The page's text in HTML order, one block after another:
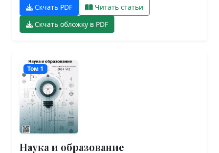
Скчать PDF
Читать статьи
Скчать обложку в PDF
Том 1
Наука и образование